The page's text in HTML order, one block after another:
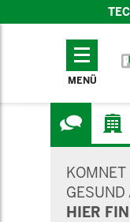
TECHNISCHES
MENÜ
KOMNET
GESUND
HIER